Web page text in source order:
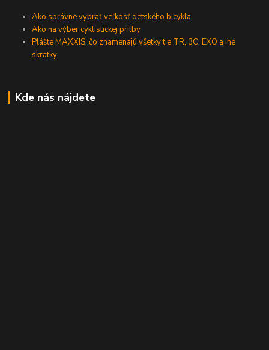
Ako správne vybrať veľkosť detského bicykla
Ako na výber cyklistickej prilby
Plášte MAXXIS, čo znamenajú všetky tie TR, 3C, EXO a iné
skratky
Kde nás nájdete